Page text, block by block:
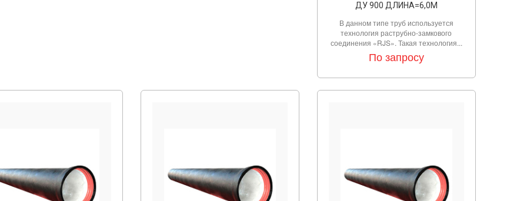
ДУ 900 ДЛИНА=6,0М
В данном типе труб используется
технология раструбно-замкового
соединения «RJS». Такая технология...
По запросу